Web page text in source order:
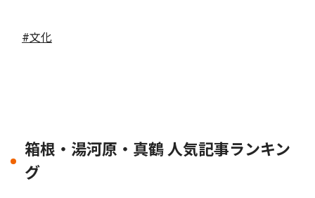
#文化
箱根・湯河原・真鶴 人気記事ランキン
グ